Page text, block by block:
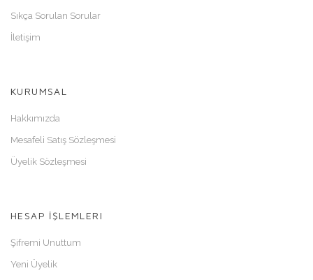
Sıkça Sorulan Sorular
İletişim
KURUMSAL
Hakkımızda
Mesafeli Satış Sözleşmesi
Üyelik Sözleşmesi
HESAP İŞLEMLERI
Şifremi Unuttum
Yeni Üyelik